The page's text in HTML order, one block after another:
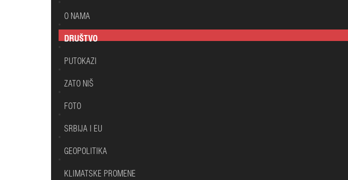
O NAMA
DRUŠTVO
PUTOKAZI
ZATO NIŠ
FOTO
SRBIJA I EU
GEOPOLITIKA
KLIMATSKE PROMENE